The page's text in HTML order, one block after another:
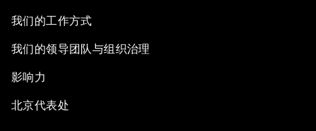
我们的工作方式
我们的领导团队与组织治理
影响力
北京代表处